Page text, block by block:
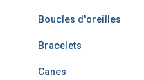
Boucles d'oreilles
Bracelets
Canes